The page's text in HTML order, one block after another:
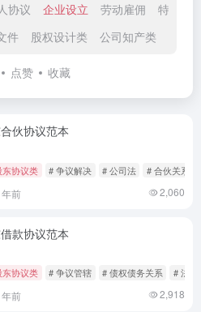
协议 企业设立 劳动雇佣
特殊领
件 股权设计类 公司知产类
点赞 收藏
伙协议范本
东协议类 # 争议解决 # 公司法 # 合伙关系
前 2,060
款协议范本
东协议类 # 争议管辖 # 债权债务关系 # 法律
前 2,918